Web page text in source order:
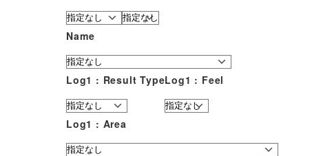
Name
Log1 : Result TypeLog1 : Feel
Log1 : Area